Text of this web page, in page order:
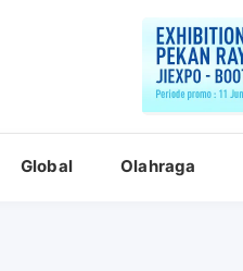
Global Olahraga